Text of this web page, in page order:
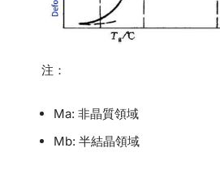
注：
Ma: 非晶質領域
Mb: 半結晶領域